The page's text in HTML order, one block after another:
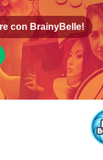
con BrainyBelle!